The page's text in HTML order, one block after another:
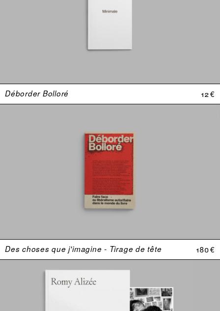
Déborder Bolloré 12 €
Des choses que j'imagine - Tirage de tête 180 €